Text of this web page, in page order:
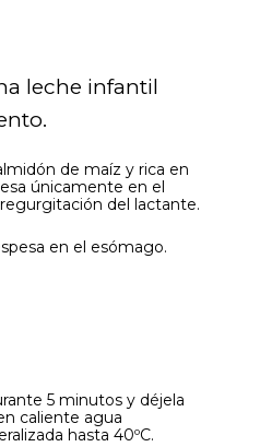
leche infantil
de maíz y rica en
únicamente en el
del lactante.
en el esómago.
5 minutos y déjela
caliente agua
hasta 40ºC.